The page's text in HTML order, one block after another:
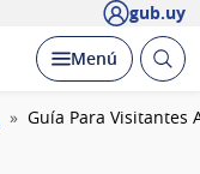
gub.uy
Desplegar
Menú Abrir
Guía Para Visitantes